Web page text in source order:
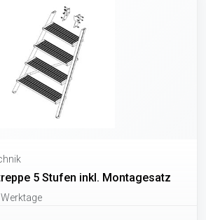
5 Stufen inkl. Montagesatz